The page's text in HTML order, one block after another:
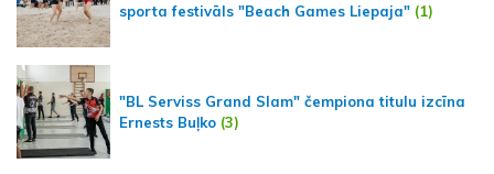
sporta festivāls "Beach Games Liepaja" (1)
"BL Serviss Grand Slam" čempiona titulu izcīna
Ernests Buļko (3)